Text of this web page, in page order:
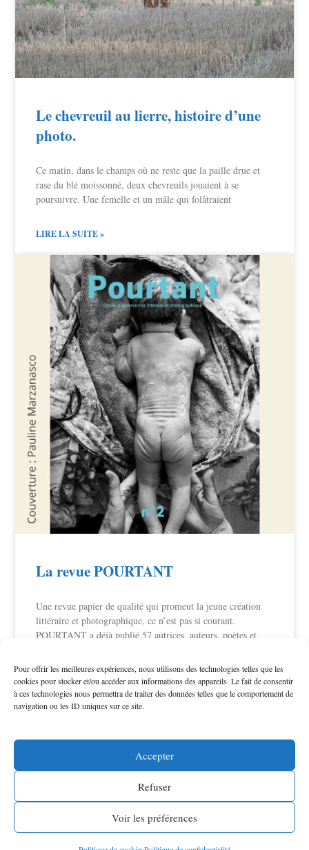
Pour offrir les meilleures expériences, nous utilisons des technologies telles que les
cookies pour stocker et/ou accéder aux informations des appareils. Le fait de consentir
à ces technologies nous permettra de traiter des données telles que le comportement de
navigation ou les ID uniques sur ce site.
Accepter
Refuser
Voir les préférences
Le chevreuil au lierre, histoire d’une
photo.
Ce matin, dans le champs où ne reste que la paille drue et
rase du blé moissonné, deux chevreuils jouaient à se
poursuivre. Une femelle et un mâle qui folâtraient
LIRE LA SUITE »
La revue POURTANT
Une revue papier de qualité qui promeut la jeune création
littéraire et photographique, ce n’est pas si courant.
POURTANT a déjà publié 57 autrices, auteurs, poètes et
LIRE LA SUITE »
« Précédent 1 2 3 … 10 Suivant »
Webdesign L’éditeur contemporain